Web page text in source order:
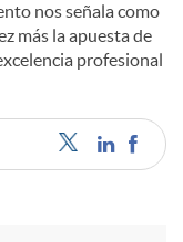
nos señala como
más la apuesta de
profesional